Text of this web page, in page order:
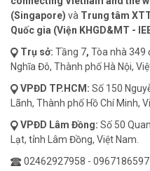
(Singapore) và Trung tâm
Quốc gia (Viện KHGD&MT -
Trụ sở: Tầng 7, Tòa nhà 349
Nghĩa Đô, Thành phố Hà Nội,
VPĐD TP.HCM: Số 150
Lãnh, Thành phố Hồ Chí Minh,
VPĐD Lâm Đồng: Số 50
Lạt, tỉnh Lâm Đồng, Việt Nam.
02462927958 - 0967186597